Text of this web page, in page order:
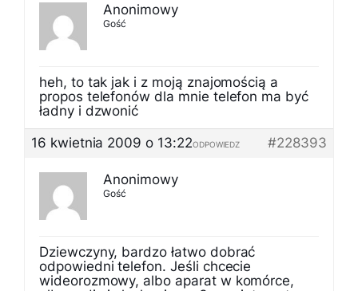
Anonimowy
Gość
heh, to tak jak i z moją znajomością a
propos telefonów dla mnie telefon ma być
ładny i dzwonić
16 kwietnia 2009 o 13:22
#228393
ODPOWIEDZ
Anonimowy
Gość
Dziewczyny, bardzo łatwo dobrać
odpowiedni telefon. Jeśli chcecie
wideorozmowy, albo aparat w komórce,